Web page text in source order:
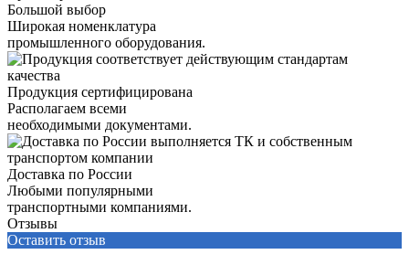
Большой выбор
Широкая номенклатура
промышленного оборудования.
Продукция сертифицирована
Располагаем всеми
необходимыми документами.
Доставка по России
Любыми популярными
транспортными компаниями.
Отзывы
Оставить отзыв